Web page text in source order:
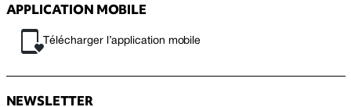
APPLICATION MOBILE
Télécharger l’application mobile
NEWSLETTER